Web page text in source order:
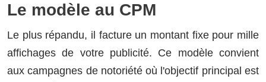
Le modèle au CPM
Le plus répandu, il facture un montant fixe pour mille
affichages de votre publicité. Ce modèle convient
aux campagnes de notoriété où l'objectif principal est